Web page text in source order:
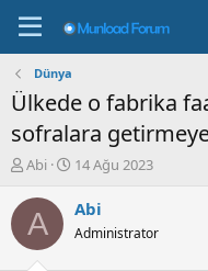
Dünya
Ülkede o fabrika
sofralara
K
n
b
u
Abi
B
ş
a
14 Ağu 2023
A Abi
Administrator